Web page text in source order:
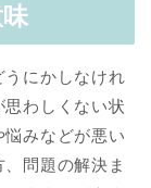
にかしなけれ
わしくない状
みなどが悪い
問題の解決ま